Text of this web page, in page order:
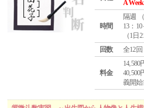
A Week
時間
隔週 （
13：
（1日
回数
全12回
料金
義開始